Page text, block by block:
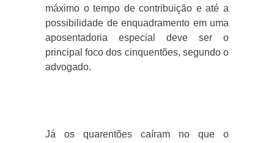
máximo o tempo de contribuição e até a
possibilidade de enquadramento em uma
aposentadoria especial deve ser o
principal foco dos cinquentões, segundo o
advogado.
Já os quarentões caíram no que o